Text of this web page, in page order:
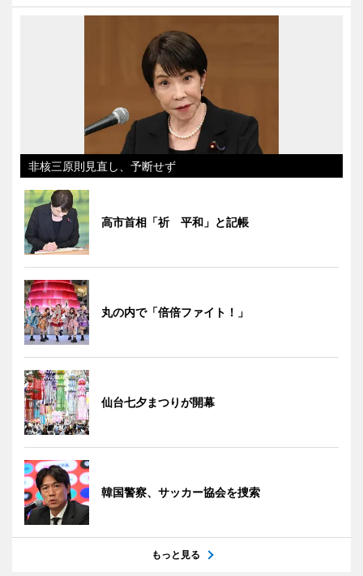
非核三原則見直し、予断せず
高市首相「祈 平和」と記帳
丸の内で「倍倍ファイト！」
仙台七夕まつりが開幕
韓国警察、サッカー協会を捜索
もっと見る